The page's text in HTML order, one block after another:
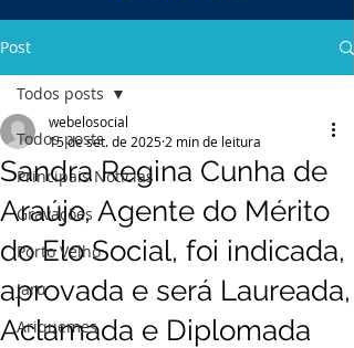
Post
Todos posts
Principais Notícias
Gravações
Porto Velho
Jaru
Ariquemes
Todos posts
Sandra Regina Cunha de
Araújo, Agente do Mérito
do Elo Social, foi indicada,
aprovada e será Laureada,
Aclamada e Diplomada
webelosocial
15 de set. de 2025 2 min de leitura